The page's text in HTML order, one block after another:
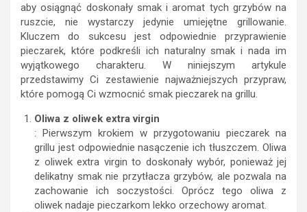
aby osiągnąć doskonały smak i aromat tych grzybów na
ruszcie, nie wystarczy jedynie umiejętne grillowanie.
Kluczem do sukcesu jest odpowiednie przyprawienie
pieczarek, które podkreśli ich naturalny smak i nada im
wyjątkowego charakteru. W niniejszym artykule
przedstawimy Ci zestawienie najważniejszych przypraw,
które pomogą Ci wzmocnić smak pieczarek na grillu.
Oliwa z oliwek extra virgin
: Pierwszym krokiem w przygotowaniu pieczarek na
grillu jest odpowiednie nasączenie ich tłuszczem. Oliwa
z oliwek extra virgin to doskonały wybór, ponieważ jej
delikatny smak nie przytłacza grzybów, ale pozwala na
zachowanie ich soczystości. Oprócz tego oliwa z
oliwek nadaje pieczarkom lekko orzechowy aromat.